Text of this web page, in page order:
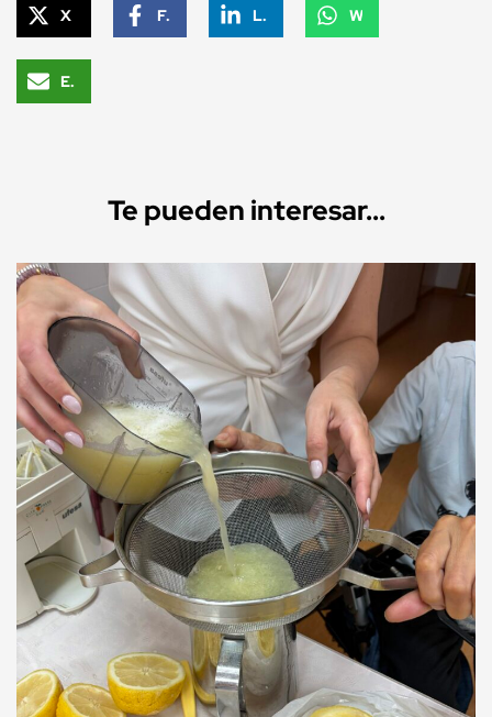
X Facebook LinkedIn
Email
Te pueden interesar...